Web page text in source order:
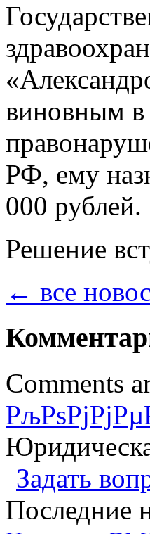
виновным в
РФ, ему
000 рублей.
Решение
← все
Comments
Задать
Последние